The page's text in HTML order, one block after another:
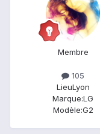
Membre
105
LieuLyon
Marque:LG
Modèle:G2